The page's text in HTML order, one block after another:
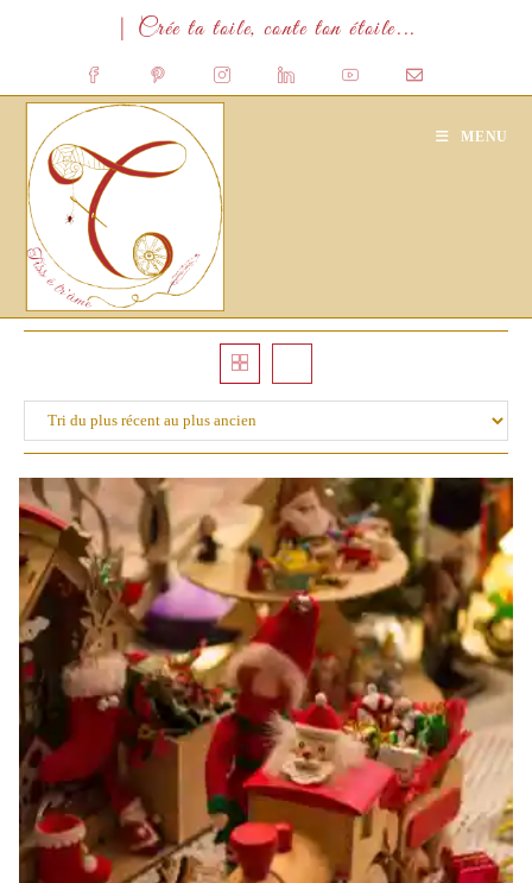
| Crée ta toile, conte ton étoile...
MENU